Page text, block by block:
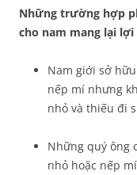
Những trường hợp
cho nam mang lại lợi
Nam giới sở
nếp mí nhưng
nhỏ và thiếu đi
Những quý ông
nhỏ hoặc nếp